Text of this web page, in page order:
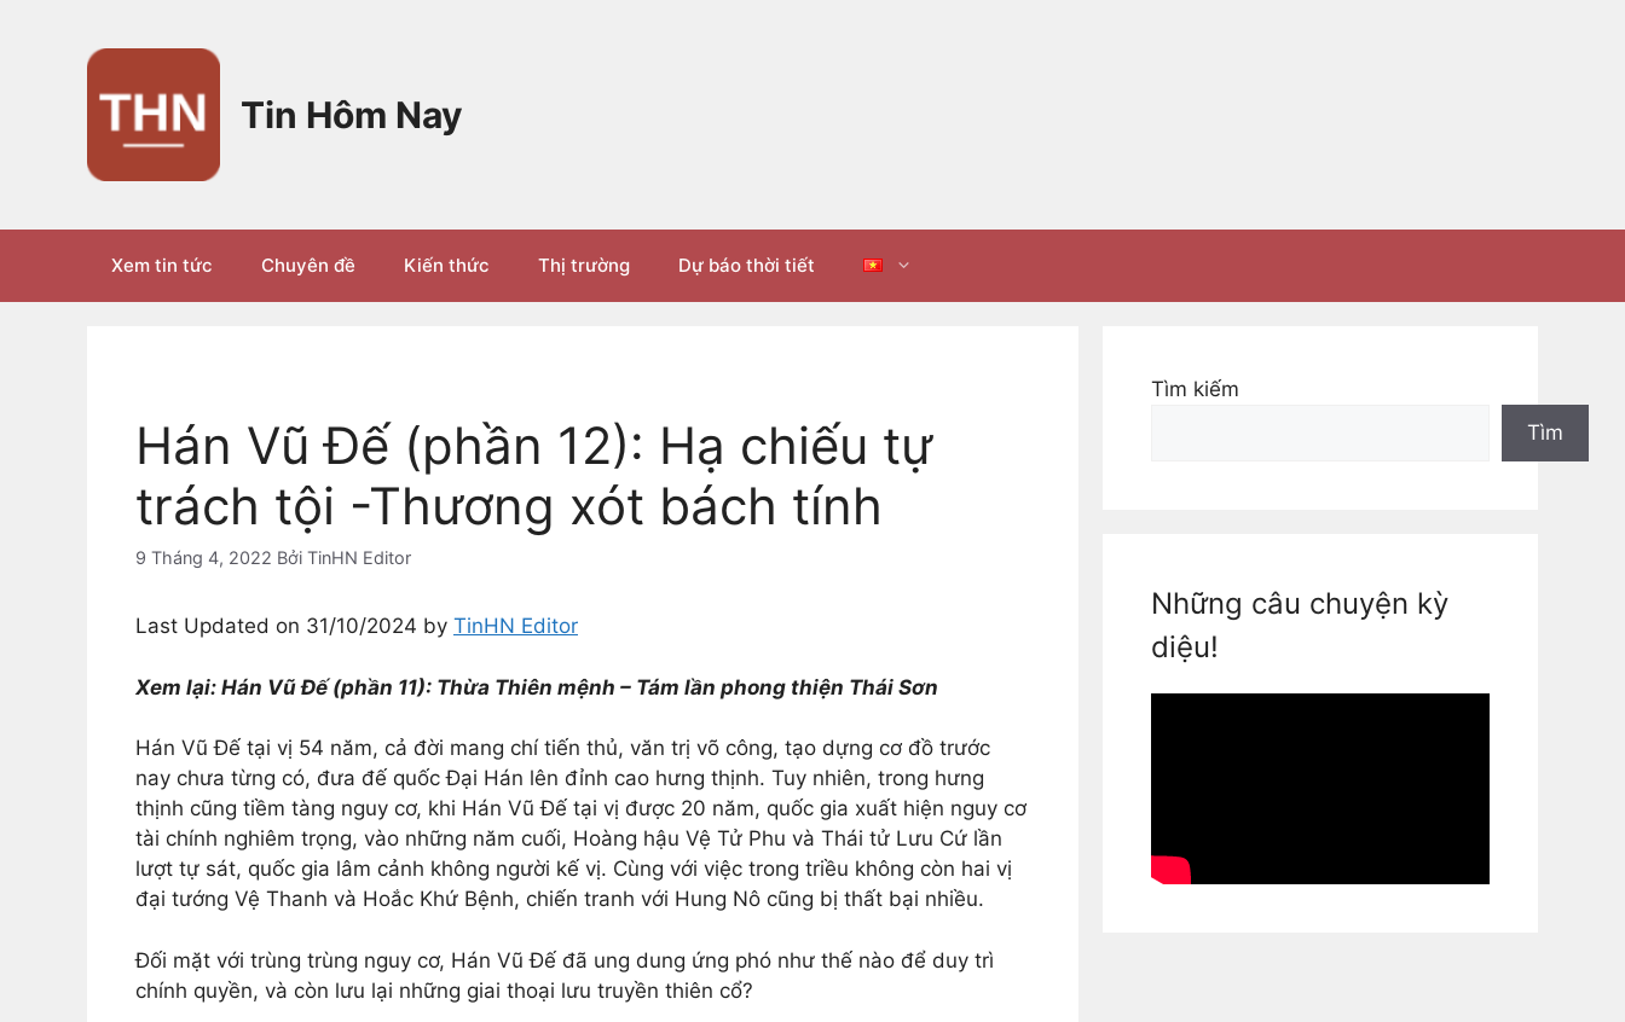
Tin Hôm Nay
Xem tin tức Chuyên đề Kiến thức Thị trường Dự báo thời tiết
Hán Vũ Đế (phần 12): Hạ chiếu tự
trách tội -Thương xót bách tính
9 Tháng 4, 2022 Bởi TinHN Editor
Last Updated on 31/10/2024 by TinHN Editor
Xem lại: Hán Vũ Đế (phần 11): Thừa Thiên mệnh – Tám lần phong thiện Thái Sơn
Hán Vũ Đế tại vị 54 năm, cả đời mang chí tiến thủ, văn trị võ công, tạo dựng cơ đồ trước
nay chưa từng có, đưa đế quốc Đại Hán lên đỉnh cao hưng thịnh. Tuy nhiên, trong hưng
thịnh cũng tiềm tàng nguy cơ, khi Hán Vũ Đế tại vị được 20 năm, quốc gia xuất hiện nguy cơ
tài chính nghiêm trọng, vào những năm cuối, Hoàng hậu Vệ Tử Phu và Thái tử Lưu Cứ lần
lượt tự sát, quốc gia lâm cảnh không người kế vị. Cùng với việc trong triều không còn hai vị
đại tướng Vệ Thanh và Hoắc Khứ Bệnh, chiến tranh với Hung Nô cũng bị thất bại nhiều.
Đối mặt với trùng trùng nguy cơ, Hán Vũ Đế đã ung dung ứng phó như thế nào để duy trì
chính quyền, và còn lưu lại những giai thoại lưu truyền thiên cổ?
Tìm kiếm
Tìm
Những câu chuyện kỳ
diệu!